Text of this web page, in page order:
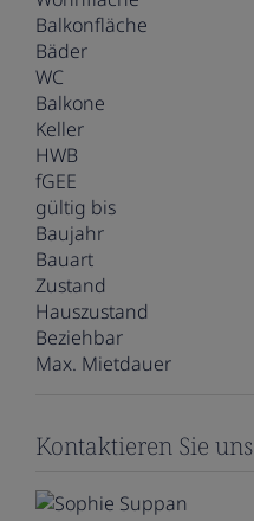
Balkonfläche
Bäder
WC
Balkone
Keller
HWB
fGEE
gültig bis
Baujahr
Bauart
Zustand
Hauszustand
Beziehbar
Max. Mietdauer
Kontaktieren Sie uns